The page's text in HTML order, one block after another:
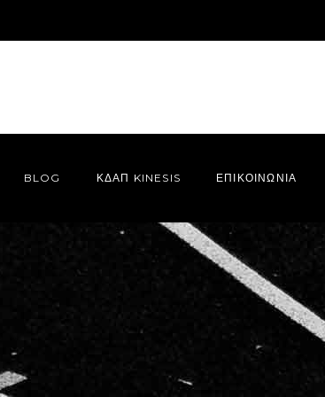
BLOG ΚΔΑΠ KINESIS ΕΠΙΚΟΙΝΩΝΙΑ